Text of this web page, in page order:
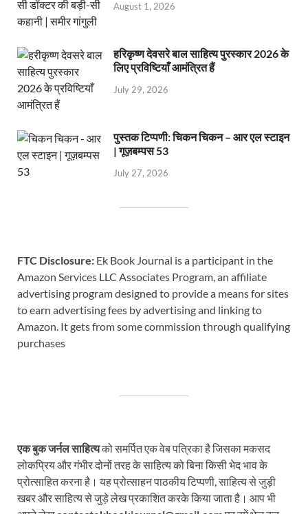
August 1, 2026
हरिकृष्ण देवसरे बाल साहित्य पुरस्कार 2026 के
लिए प्रविष्टियाँ आमंत्रित हैं
July 29, 2026
पुस्तक टिप्पणी: चिकन चिकन – आर एल स्टाइन
| गूज़बम्पस 53
July 27, 2026
FTC Disclosure: Ek Book Journal is a participant in the
Amazon Services LLC Associates Program, an affiliate
advertising program designed to provide a means for sites
to earn advertising fees by advertising and linking to
Amazon. It gets from some commission through qualifying
purchases
एक बुक जर्नल साहित्यको समर्पित एक वेब पत्रिका है जिसका मकसद
लोकप्रिय और गंभीर दोनों तरह के साहित्य को बिना किसी भेद भाव के
प्रोत्साहित करना है। यह प्रोत्साहन पाठकीय टिप्पणी, साहित्य से जुड़ी
खबर और साहित्य से जुड़े लेख प्रकाशित करके किया जाता है। आप भी